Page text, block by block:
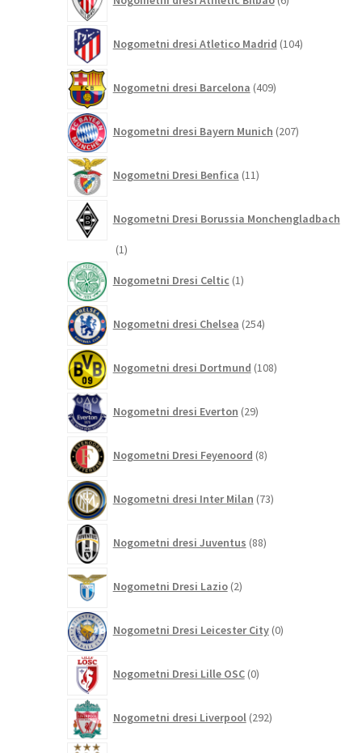
izdelkov
Nogometni dresi Atletico Madrid 104izdelki
Nogometni dresi Barcelona 409izdelkov
Nogometni dresi Bayern Munich 207izdelkov
Nogometni Dresi Benfica 11izdelkov
Nogometni Dresi Borussia Monchengladbach
11
Nogometni Dresi Celtic 1izdelek
Nogometni dresi Chelsea 254izdelkov
Nogometni dresi Dortmund 108izdelkov
Nogometni dresi Everton 29izdelkov
Nogometni Dresi Feyenoord 8izdelkov
Nogometni dresi Inter Milan 73izdelkov
Nogometni dresi Juventus 88izdelkov
Nogometni Dresi Lazio 2izdelka
Nogometni Dresi Leicester City 0izdelkov
Nogometni Dresi Lille OSC 0izdelkov
Nogometni dresi Liverpool 292izdelkov